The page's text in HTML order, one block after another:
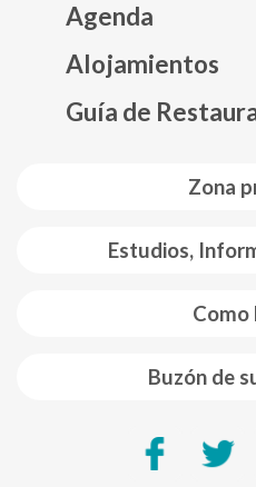
Zona
Estudios,
Como
Buzón de
Agenda
Alojamientos
Guía de